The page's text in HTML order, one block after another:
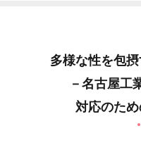
多様な性を包
－名古屋工
対応のた